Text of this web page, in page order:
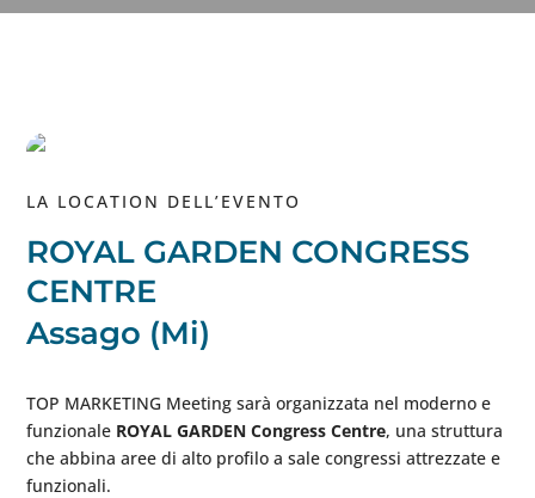
LA LOCATION DELL’EVENTO
ROYAL GARDEN CONGRESS
CENTRE
Assago (Mi)
TOP MARKETING Meeting sarà organizzata nel moderno e
funzionale ROYAL GARDEN Congress Centre, una struttura
che abbina aree di alto profilo a sale congressi attrezzate e
funzionali.